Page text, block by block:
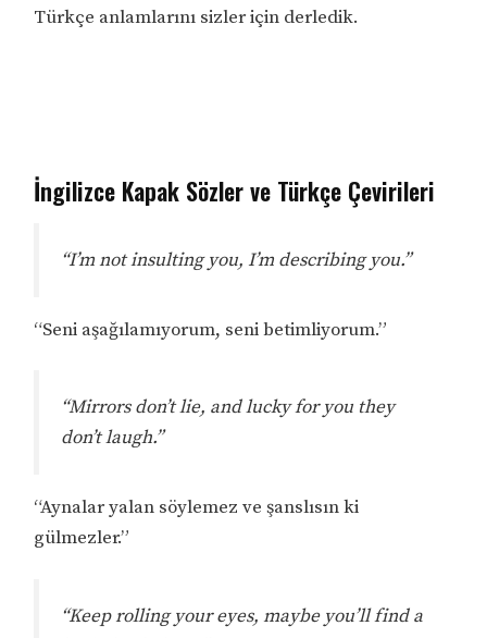
Türkçe anlamlarını sizler için derledik.
İngilizce Kapak Sözler ve Türkçe Çevirileri
“I’m not insulting you, I’m describing you.”
“Seni aşağılamıyorum, seni betimliyorum.”
“Mirrors don’t lie, and lucky for you they
don’t laugh.”
“Aynalar yalan söylemez ve şanslısın ki
gülmezler.”
“Keep rolling your eyes, maybe you’ll find a